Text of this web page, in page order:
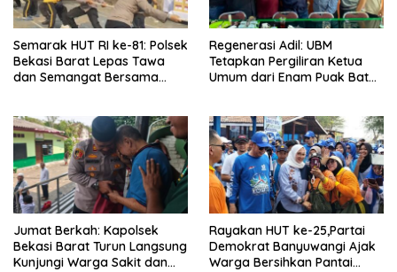
Semarak HUT RI ke-81: Polsek
Bekasi Barat Lepas Tawa
dan Semangat Bersama
Regenerasi Adil: UBM
Tetapkan Pergiliran Ketua
Umum dari Enam Puak Batak
Jumat Berkah: Kapolsek
Bekasi Barat Turun Langsung
Kunjungi Warga Sakit dan
Rayakan HUT ke-25,Partai
Demokrat Banyuwangi Ajak
Warga Bersihkan Pantai